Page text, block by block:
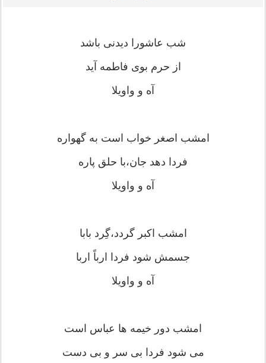
شب عاشورا دیدنی باشد
از حرم بوی فاطمه آید
آه و واویلا
امشب اصغر خواب است به گهواره
فردا دهد جان،با حلق پاره
آه و واویلا
امشب اکبر گردد،گِرد بابا
جسمش شود فردا ارباً اربا
آه و واویلا
امشب دور خیمه ها عباس است
می شود فردا بی سر و بی دست